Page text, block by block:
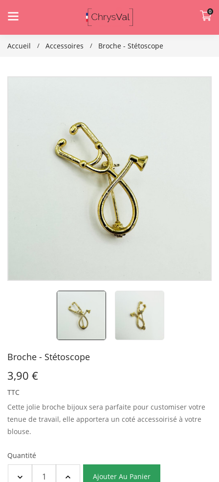
0
Accueil Accessoires Broche - Stétoscope
Broche - Stétoscope
3,90 €
TTC
Cette jolie broche bijoux sera parfaite pour customiser votre
tenue de travail, elle apportera un coté accessoirisé à votre
blouse.
Quantité
Ajouter Au Panier